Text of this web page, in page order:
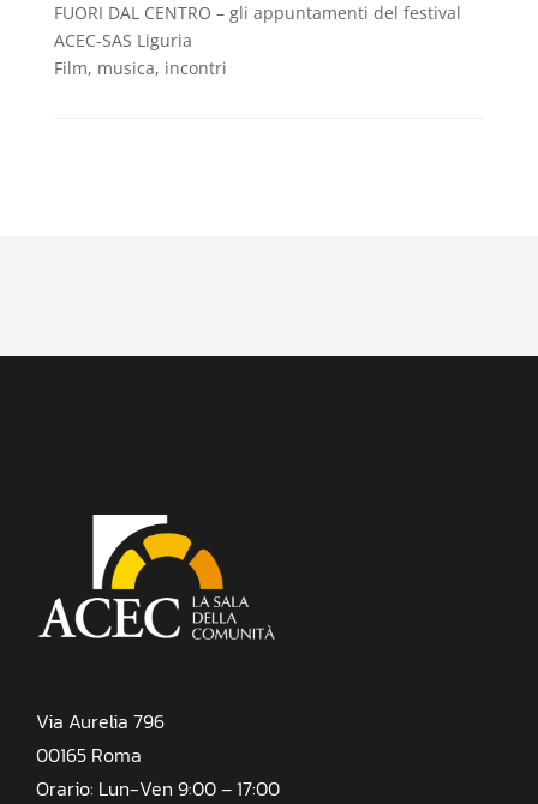
FUORI DAL CENTRO – gli appuntamenti del festival
ACEC-SAS Liguria
Film, musica, incontri
Via Aurelia 796
00165 Roma
Orario: Lun-Ven 9:00 – 17:00